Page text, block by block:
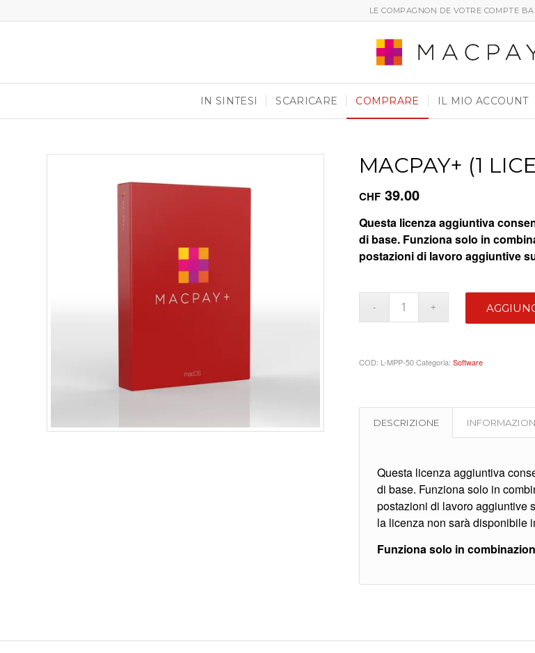
LE COMPAGNON DE VOTRE COMPTE
IN SINTESI SCARICARE COMPRARE IL MIO ACCOUNT
MACPAY+ (1
CHF 39.00
Questa licenza aggiuntiva
di base. Funziona solo in
postazioni di lavoro aggiuntive
COD: L-MPP-50 Categoria:Software
DESCRIZIONE
Questa licenza aggiuntiva
di base. Funziona solo in
postazioni di lavoro aggiuntive
la licenza non sarà disponibile
Funziona solo in